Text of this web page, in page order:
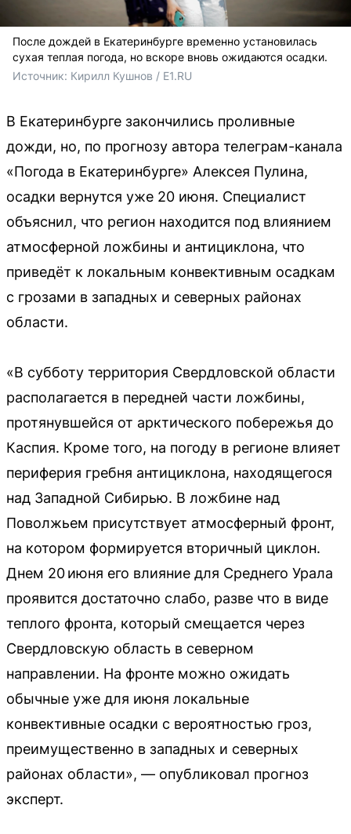
После дождей в Екатеринбурге временно установилась
сухая теплая погода, но вскоре вновь ожидаются осадки.
Источник: Кирилл Кушнов / E1.RU
В Екатеринбурге закончились проливные
дожди, но, по прогнозу автора телеграм-канала
«Погода в Екатеринбурге» Алексея Пулина,
осадки вернутся уже 20 июня. Специалист
объяснил, что регион находится под влиянием
атмосферной ложбины и антициклона, что
приведёт к локальным конвективным осадкам
с грозами в западных и северных районах
области.
«В субботу территория Свердловской области
располагается в передней части ложбины,
протянувшейся от арктического побережья до
Каспия. Кроме того, на погоду в регионе влияет
периферия гребня антициклона, находящегося
над Западной Сибирью. В ложбине над
Поволжьем присутствует атмосферный фронт,
на котором формируется вторичный циклон.
Днем 20 июня его влияние для Среднего Урала
проявится достаточно слабо, разве что в виде
теплого фронта, который смещается через
Свердловскую область в северном
направлении. На фронте можно ожидать
обычные уже для июня локальные
конвективные осадки с вероятностью гроз,
преимущественно в западных и северных
районах области», — опубликовал прогноз
эксперт.